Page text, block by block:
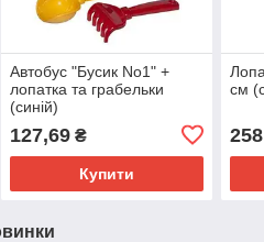
Автобус "Бусик No1" +
лопатка та грабельки
(синій)
127,69₴
Купити
см